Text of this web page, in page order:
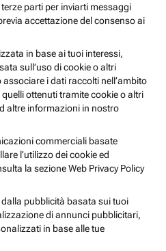
parti per inviarti messaggi
accettazione del consenso ai
in base ai tuoi interessi,
sull’uso di cookie o altri
i dati raccolti nell’ambito
ottenuti tramite cookie o altri
altre informazioni in nostro
commerciali basate
l’utilizzo dei cookie ed
la sezione Web Privacy Policy
pubblicità basata sui tuoi
di annunci pubblicitari,
in base alle tue